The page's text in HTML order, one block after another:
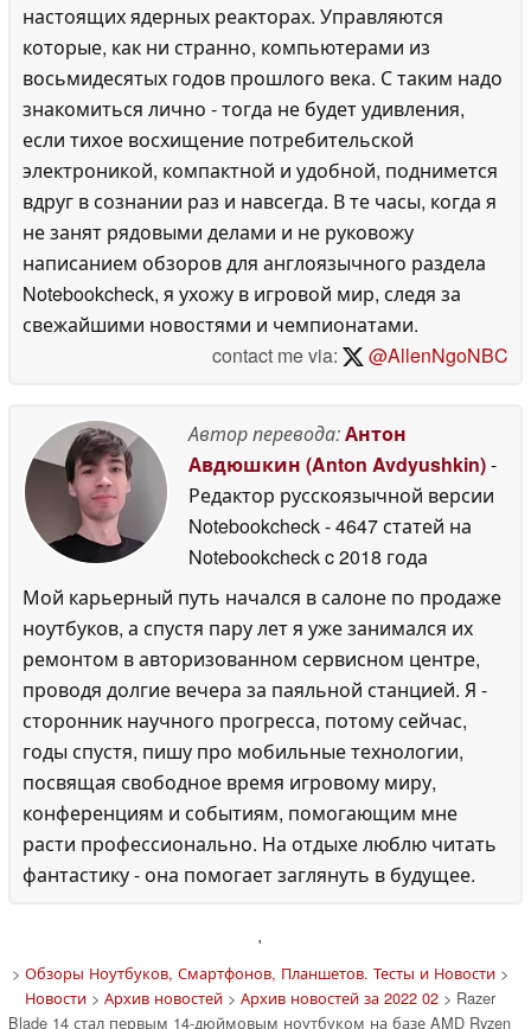
настоящих ядерных реакторах. Управляются
которые, как ни странно, компьютерами из
восьмидесятых годов прошлого века. С таким надо
знакомиться лично - тогда не будет удивления,
если тихое восхищение потребительской
электроникой, компактной и удобной, поднимется
вдруг в сознании раз и навсегда. В те часы, когда я
не занят рядовыми делами и не руковожу
написанием обзоров для англоязычного раздела
Notebookcheck, я ухожу в игровой мир, следя за
свежайшими новостями и чемпионатами.
contact me via:
@AllenNgoNBC
Автор перевода:Антон
Авдюшкин (Anton Avdyushkin)-
Редактор русскоязычной версии
Notebookcheck- 4647 статей на
Notebookcheckc 2018 года
Мой карьерный путь начался в салоне по продаже
ноутбуков, а спустя пару лет я уже занимался их
ремонтом в авторизованном сервисном центре,
проводя долгие вечера за паяльной станцией. Я -
сторонник научного прогресса, потому сейчас,
годы спустя, пишу про мобильные технологии,
посвящая свободное время игровому миру,
конференциям и событиям, помогающим мне
расти профессионально. На отдыхе люблю читать
фантастику - она помогает заглянуть в будущее.
'
> Обзоры Ноутбуков, Смартфонов, Планшетов. Тесты и Новости>
Новости> Архив новостей> Архив новостей за 2022 02> Razer
Blade 14 стал первым 14-дюймовым ноутбуком на базе AMD Ryzen